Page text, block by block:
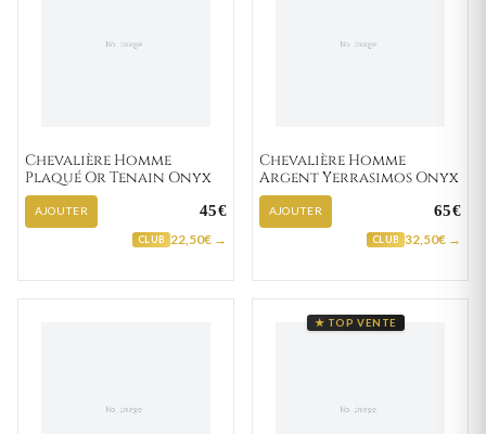
Chevalière Homme
Plaqué Or Tenain Onyx
AJOUTER 45€
CLUB 22,50€ →
Chevalière Homme
Argent Yerrasimos Onyx
AJOUTER 65€
CLUB 32,50€ →
★ TOP VENTE